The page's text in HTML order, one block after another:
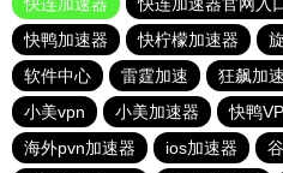
快连加速器
快连加速器官网入
快鸭加速器
快柠檬加速器
软件中心
雷霆加速 狂飙加
小美vpn
小美加速器 快鸭
海外pvn加速器
ios加速器